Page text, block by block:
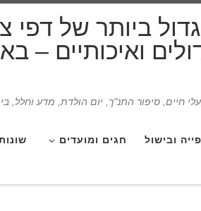
ביותר של דפי
ואיכותיים –
חיים, סיפור התנ"ך, יום הולדת, מדע וחלל,
ובישול חגים ומועדים